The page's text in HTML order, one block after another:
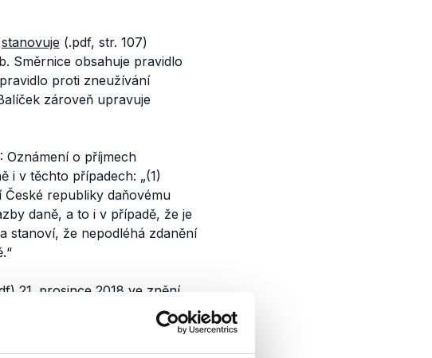
stanovuje (.pdf, str. 107)
Směrnice obsahuje pravidlo
proti zneužívání
zároveň upravuje
Oznámení o příjmech
i v těchto případech: „(1)
republiky daňovému
daně, a to i v případě, že je
stanoví, že nepodléhá zdanění
21. prosince 2018 ve znění
povinnosti nadnárodních